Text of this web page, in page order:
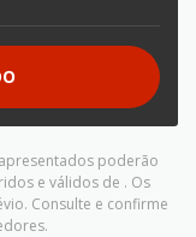
poderão
e válidos de . Os
Consulte e confirme